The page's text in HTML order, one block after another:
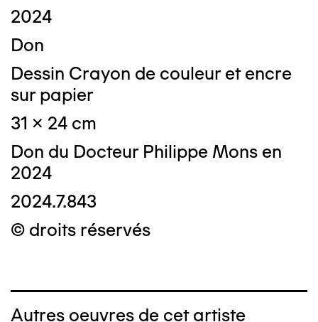
2024
Don
Dessin Crayon de couleur et encre
sur papier
31 x 24 cm
Don du Docteur Philippe Mons en
2024
2024.7.843
© droits réservés
Autres oeuvres de cet artiste